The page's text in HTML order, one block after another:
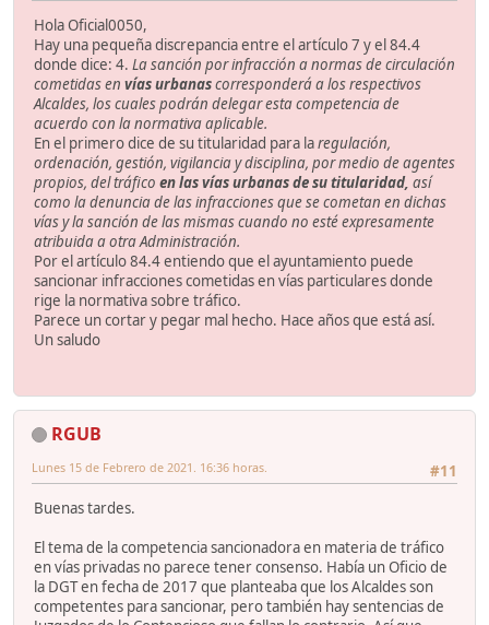
Hola Oficial0050,
Hay una pequeña discrepancia entre el artículo 7 y el 84.4
donde dice: 4. La sanción por infracción a normas de circulación
cometidas en vías urbanascorresponderá a los respectivos
Alcaldes, los cuales podrán delegar esta competencia de
acuerdo con la normativa aplicable.
En el primero dice de su titularidad para laregulación,
ordenación, gestión, vigilancia y disciplina, por medio de agentes
propios, del tráfico en las vías urbanas de su titularidad, así
como la denuncia de las infracciones que se cometan en dichas
vías y la sanción de las mismas cuando no esté expresamente
atribuida a otra Administración.
Por el artículo 84.4 entiendo que el ayuntamiento puede
sancionar infracciones cometidas en vías particulares donde
rige la normativa sobre tráfico.
Parece un cortar y pegar mal hecho. Hace años que está así.
Un saludo
RGUB
#11
Lunes 15 de Febrero de 2021. 16:36 horas.
Buenas tardes.
El tema de la competencia sancionadora en materia de tráfico
en vías privadas no parece tener consenso. Había un Oficio de
la DGT en fecha de 2017 que planteaba que los Alcaldes son
competentes para sancionar, pero también hay sentencias de